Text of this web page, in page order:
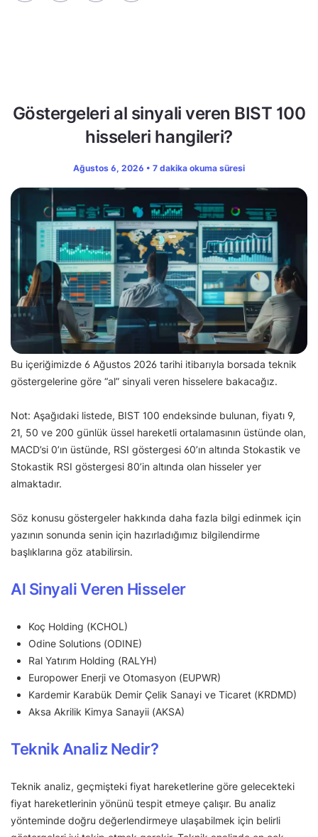
Göstergeleri al sinyali veren BIST 100
hisseleri hangileri?
Ağustos 6, 2026 • 7 dakika okuma süresi
Bu içeriğimizde 6 Ağustos 2026 tarihi itibarıyla borsada teknik
göstergelerine göre “al” sinyali veren hisselere bakacağız.
Not: Aşağıdaki listede, BIST 100 endeksinde bulunan, fiyatı 9,
21, 50 ve 200 günlük üssel hareketli ortalamasının üstünde olan,
MACD’si 0’ın üstünde, RSI göstergesi 60’ın altında Stokastik ve
Stokastik RSI göstergesi 80’in altında olan hisseler yer
almaktadır.
Söz konusu göstergeler hakkında daha fazla bilgi edinmek için
yazının sonunda senin için hazırladığımız bilgilendirme
başlıklarına göz atabilirsin.
Al Sinyali Veren Hisseler
Koç Holding (KCHOL)
Odine Solutions (ODINE)
Ral Yatırım Holding (RALYH)
Europower Enerji ve Otomasyon (EUPWR)
Kardemir Karabük Demir Çelik Sanayi ve Ticaret (KRDMD)
Aksa Akrilik Kimya Sanayii (AKSA)
Teknik Analiz Nedir?
Teknik analiz, geçmişteki fiyat hareketlerine göre gelecekteki
fiyat hareketlerinin yönünü tespit etmeye çalışır. Bu analiz
yönteminde doğru değerlendirmeye ulaşabilmek için belirli